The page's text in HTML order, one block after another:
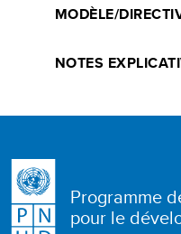
MODÈLE/
NOTES
Programme
pour le